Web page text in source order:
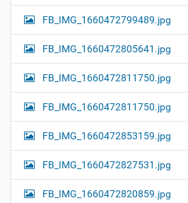
FB_IMG_1660472799489.jpg
FB_IMG_1660472805641.jpg
FB_IMG_1660472811750.jpg
FB_IMG_1660472811750.jpg
FB_IMG_1660472853159.jpg
FB_IMG_1660472827531.jpg
FB_IMG_1660472820859.jpg